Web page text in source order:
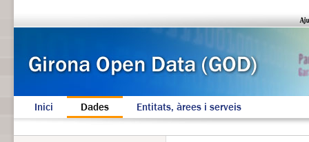
Inici Dades Entitats, àrees i serveis